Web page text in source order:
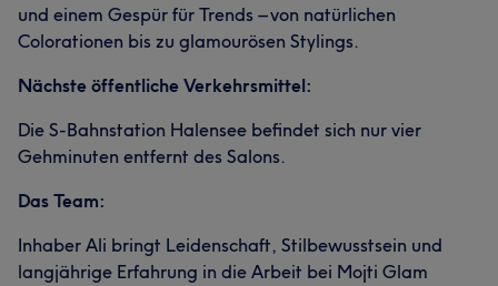
und einem Gespür für Trends – von natürlichen
Colorationen bis zu glamourösen Stylings.
Nächste öffentliche Verkehrsmittel:
Die S-Bahnstation Halensee befindet sich nur vier
Gehminuten entfernt des Salons.
Das Team:
Inhaber Ali bringt Leidenschaft, Stilbewusstsein und
langjährige Erfahrung in die Arbeit bei Mojti Glam